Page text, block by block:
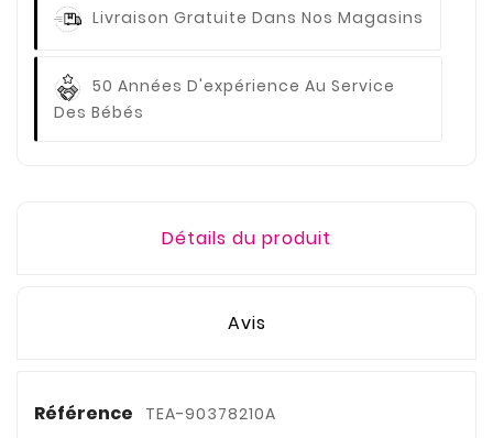
Livraison Gratuite Dans Nos Magasins
50 Années D'expérience Au Service
Des Bébés
Détails du produit
Avis
Référence TEA-90378210A